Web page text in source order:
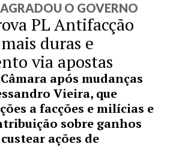
AGRADOU O GOVERNO
PL Antifacção
duras e
via apostas
após mudanças
Vieira, que
a facções e milícias e
sobre ganhos
ações de